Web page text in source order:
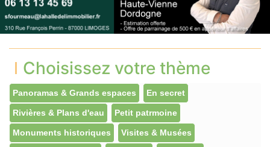
Choisissez votre thème
Panoramas & Grands espaces En secret
Rivières & Plans d'eau Petit patrmoine
Monuments historiques Visites & Musées